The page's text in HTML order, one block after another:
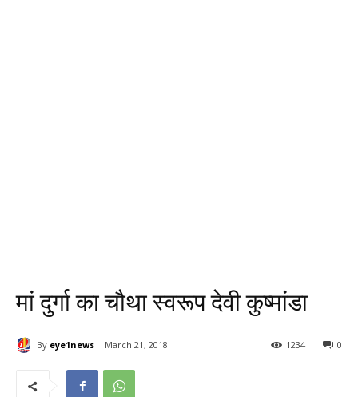
मां दुर्गा का चौथा स्वरूप देवी कुष्मांडा
By eye1news March 21, 2018 0
1234